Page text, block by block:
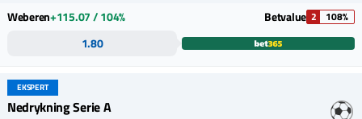
Weberen+115.07 / 104% Betvalue 2 108%
1.80
EKSPERT
Nedrykning Serie A